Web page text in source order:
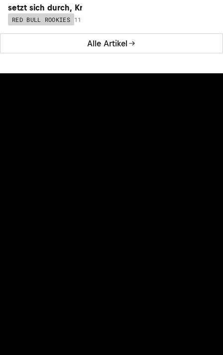
Alle Artikel
setzt sich durch, Kratochwil 4.
RED BULL ROOKIES 11.07.2026 - 17:07